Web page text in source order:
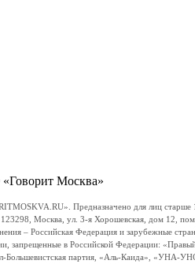
Москва»
Предназначено для лиц старше
Москва, ул. 3-я Хорошевская, дом 12,
– Российская Федерация и зарубежные
запрещенные в Российской Федерации:
партия, «Аль-Каида», «УНА-